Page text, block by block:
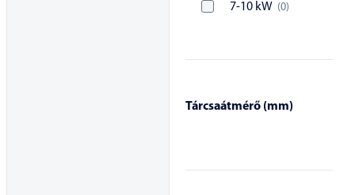
7-10 kW (0)
Tárcsaátmérő (mm)